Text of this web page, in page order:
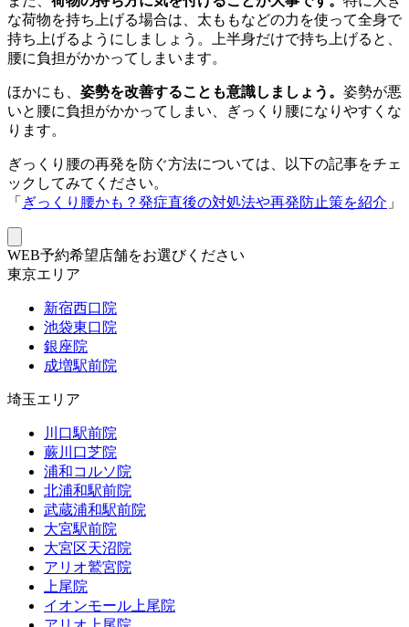
な荷物を持ち上げる場合は、太ももなどの力を使って全身で
持ち上げるようにしましょう。上半身だけで持ち上げると、
腰に負担がかかってしまいます。
ほかにも、 姿勢を改善することも意識しましょう。 姿勢が悪
いと腰に負担がかかってしまい、ぎっくり腰になりやすくな
ります。
ぎっくり腰の再発を防ぐ方法については、以下の記事をチェ
ックしてみてください。
「 ぎっくり腰かも？発症直後の対処法や再発防止策を紹介 」
WEB予約希望店舗をお選びください
東京エリア
新宿西口院
池袋東口院
銀座院
成増駅前院
埼玉エリア
川口駅前院
蕨川口芝院
浦和コルソ院
北浦和駅前院
武蔵浦和駅前院
大宮駅前院
大宮区天沼院
アリオ鷲宮院
上尾院
イオンモール上尾院